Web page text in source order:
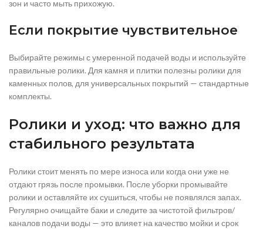
зон и часто мыть прихожую.
Если покрытие чувствительное
Выбирайте режимы с умеренной подачей воды и используйте
правильные ролики. Для камня и плитки полезны ролики для
каменных полов, для универсальных покрытий — стандартные
комплекты.
Ролики и уход: что важно для
стабильного результата
Ролики стоит менять по мере износа или когда они уже не
отдают грязь после промывки. После уборки промывайте
ролики и оставляйте их сушиться, чтобы не появлялся запах.
Регулярно очищайте баки и следите за чистотой фильтров/
каналов подачи воды — это влияет на качество мойки и срок